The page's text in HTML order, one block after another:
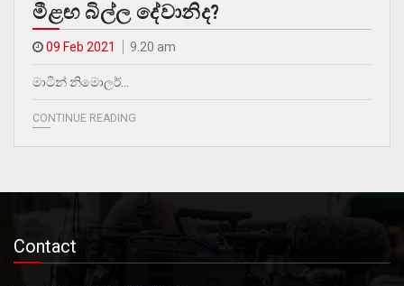
මීළඟ බිල්ල දේවානිද?
09 Feb 2021 9.20 am
මාටින් නිමොලර්…
CONTINUE READING
Contact